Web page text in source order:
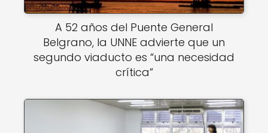
A 52 años del Puente General
Belgrano, la UNNE advierte que un
segundo viaducto es “una necesidad
crítica”